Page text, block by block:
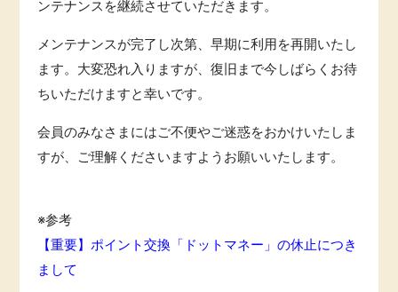
ゲーム
買い物
お友達紹介
カード比較
学び
進学・教育
美容・健康
銀行・金融・投資
ンテナンスを継続させていただきます。
メンテナンスが完了し次第、早期に利用を再開いたし
ます。大変恐れ入りますが、復旧まで今しばらくお待
ちいただけますと幸いです。
会員のみなさまにはご不便やご迷惑をおかけいたしま
すが、ご理解くださいますようお願いいたします。
※参考
【重要】ポイント交換「ドットマネー」の休止につき
まして